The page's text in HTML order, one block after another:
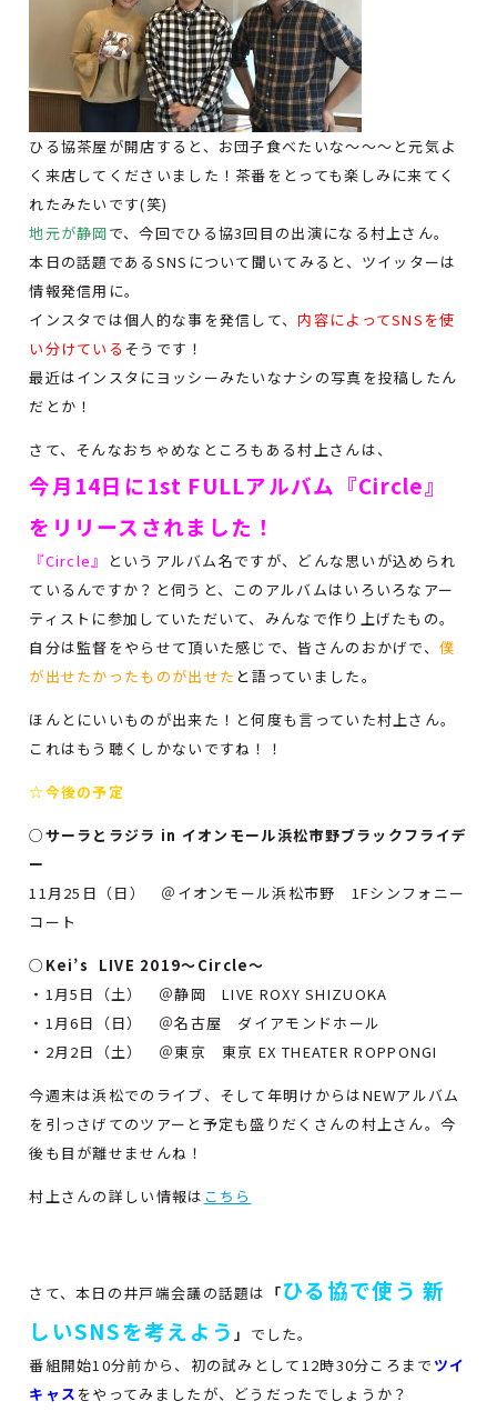
ひる協茶屋が開店すると、お団子食べたいな～～～と元気よ
く来店してくださいました！茶番をとっても楽しみに来てく
れたみたいです(笑)
地元が静岡で、今回でひる協3回目の出演になる村上さん。
本日の話題であるSNSについて聞いてみると、ツイッターは
情報発信用に。
インスタでは個人的な事を発信して、 内容によってSNSを使
い分けている そうです！
最近はインスタにヨッシーみたいなナシの写真を投稿したん
だとか！
さて、そんなおちゃめなところもある村上さんは、
今月14日に1st FULLアルバム『Circle』
をリリースされました！
『Circle』
というアルバム名ですが、どんな思いが込められ
ているんですか？と伺うと、このアルバムはいろいろなアー
ティストに参加していただいて、みんなで作り上げたもの。
自分は監督をやらせて頂いた感じで、皆さんのおかげで、僕
が出せたかったものが出せた と語っていました。
ほんとにいいものが出来た！と何度も言っていた村上さん。
これはもう聴くしかないですね！！
☆今後の予定
○サーラとラジラ in イオンモール浜松市野ブラックフライデ
ー
11月25日（日） ＠イオンモール浜松市野 1Fシンフォニー
コート
○ Kei’s LIVE 2019～Circle～
・1月5日（土） ＠静岡 LIVE ROXY SHIZUOKA
・1月6日（日） ＠名古屋 ダイアモンドホール
・2月2日（土） ＠東京 東京 EX THEATER ROPPONGI
今週末は浜松でのライブ、そして年明けからはNEWアルバム
を引っさげてのツアーと予定も盛りだくさんの村上さん。今
後も目が離せませんね！
村上さんの詳しい情報は こちら
さて、本日の井戸端会議の話題は 「ひる協で使う 新
しいSNSを考えよう 」 でした。
番組開始10分前から、初の試みとして12時30分ころまで ツイ
キャス をやってみましたが、どうだったでしょうか？